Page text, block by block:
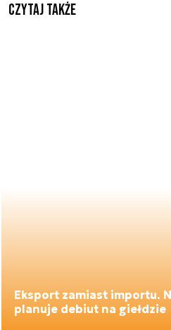
Czytaj także
Eksport zamiast importu.
planuje debiut na giełdzie